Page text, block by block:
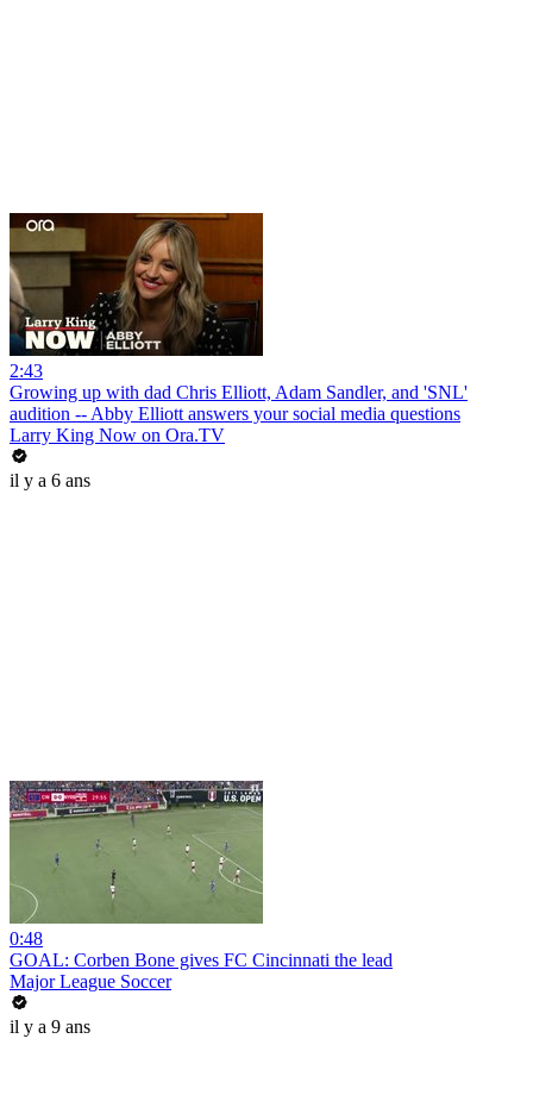
2:43
Growing up with dad Chris Elliott, Adam Sandler, and 'SNL'
audition -- Abby Elliott answers your social media questions
Larry King Now on Ora.TV
il y a 6 ans
0:48
GOAL: Corben Bone gives FC Cincinnati the lead
Major League Soccer
il y a 9 ans